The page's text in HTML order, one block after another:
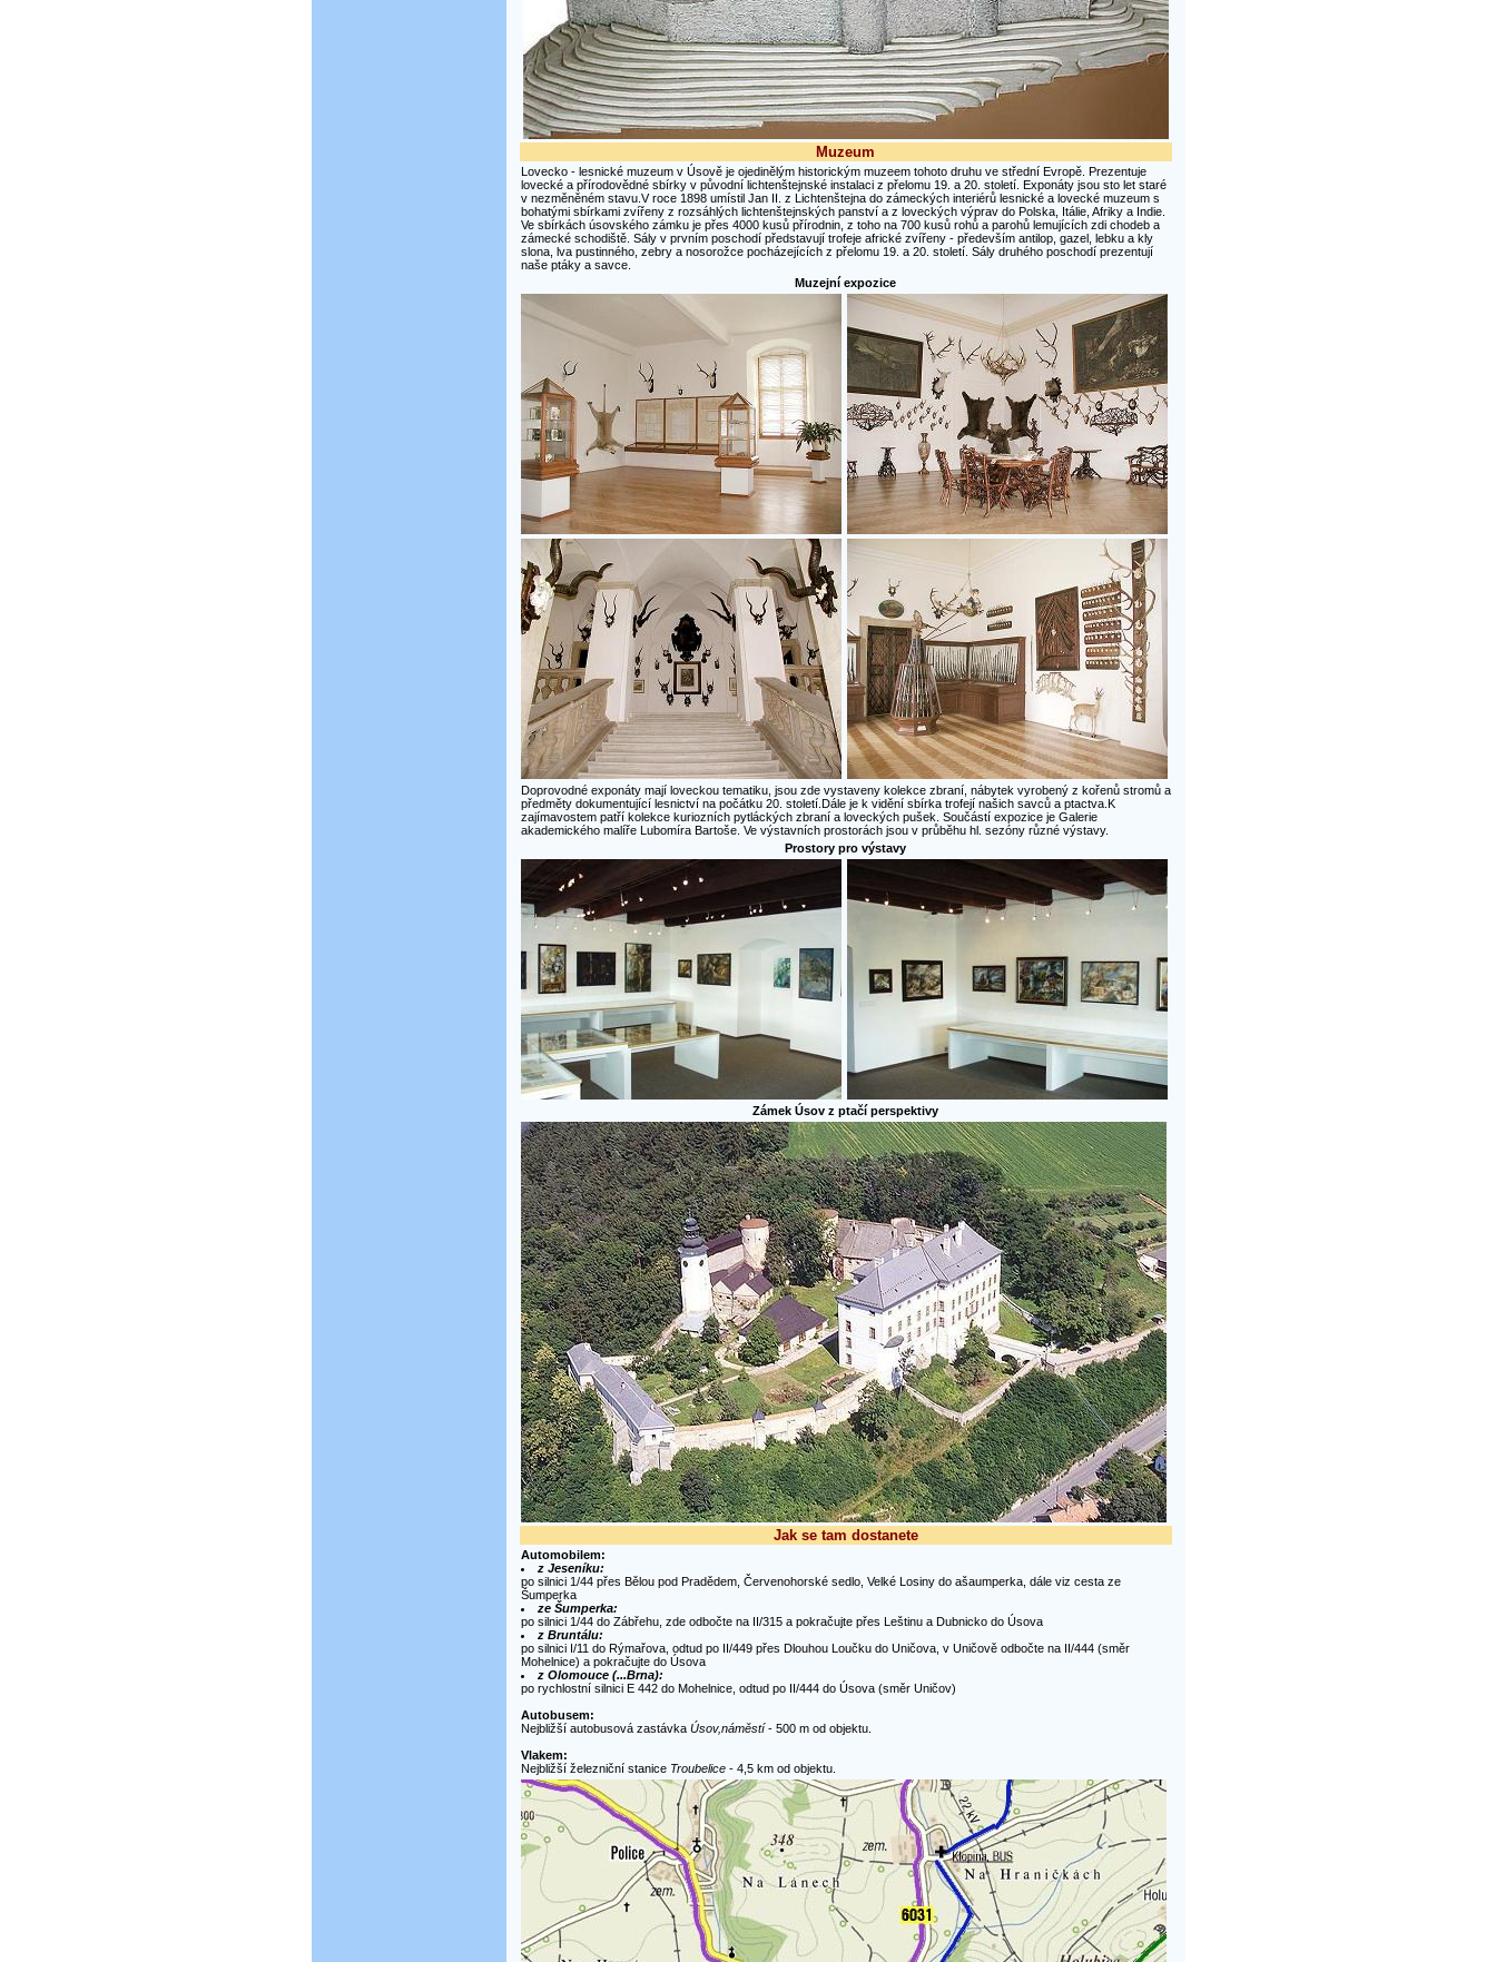
Muzeum
Lovecko - lesnické muzeum v Úsově je ojedinělým historickým muzeem tohoto druhu ve střední Evropě. Prezentuje
lovecké a přírodovědné sbírky v původní lichtenštejnské instalaci z přelomu 19. a 20. století. Exponáty jsou sto let staré
v nezměněném stavu.V roce 1898 umístil Jan II. z Lichtenštejna do zámeckých interiérů lesnické a lovecké muzeum s
bohatými sbírkami zvířeny z rozsáhlých lichtenštejnských panství a z loveckých výprav do Polska, Itálie, Afriky a Indie.
Ve sbírkách úsovského zámku je přes 4000 kusů přírodnin, z toho na 700 kusů rohů a parohů lemujících zdi chodeb a
zámecké schodiště. Sály v prvním poschodí představují trofeje africké zvířeny - především antilop, gazel, lebku a kly
slona, lva pustinného, zebry a nosorožce pocházejících z přelomu 19. a 20. století. Sály druhého poschodí prezentují
naše ptáky a savce.
Muzejní expozice
Doprovodné exponáty mají loveckou tematiku, jsou zde vystaveny kolekce zbraní, nábytek vyrobený z kořenů stromů a
předměty dokumentující lesnictví na počátku 20. století.Dále je k vidění sbírka trofejí našich savců a ptactva.K
zajímavostem patří kolekce kuriozních pytláckých zbraní a loveckých pušek. Součástí expozice je Galerie
akademického malíře Lubomíra Bartoše. Ve výstavních prostorách jsou v průběhu hl. sezóny různé výstavy.
Prostory pro výstavy
Zámek Úsov z ptačí perspektivy
Jak se tam dostanete
Automobilem:
z Jeseníku:
po silnici 1/44 přes Bělou pod Pradědem, Červenohorské sedlo, Velké Losiny do ašaumperka, dále viz cesta ze
Šumperka
ze Šumperka:
po silnici 1/44 do Zábřehu, zde odbočte na II/315 a pokračujte přes Leštinu a Dubnicko do Úsova
z Bruntálu:
po silnici I/11 do Rýmařova, odtud po II/449 přes Dlouhou Loučku do Uničova, v Uničově odbočte na II/444 (směr
Mohelnice) a pokračujte do Úsova
z Olomouce (...Brna):
po rychlostní silnici E 442 do Mohelnice, odtud po II/444 do Úsova (směr Uničov)
Autobusem:
Nejbližší autobusová zastávka Úsov,náměstí- 500 m od objektu.
Vlakem:
Nejbližší železniční stanice Troubelice- 4,5 km od objektu.